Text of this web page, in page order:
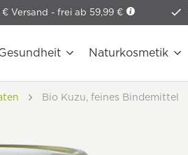
€ Versand - frei ab 59,99 €
Naturkosmetik
Bio Kuzu, feines Bindemittel